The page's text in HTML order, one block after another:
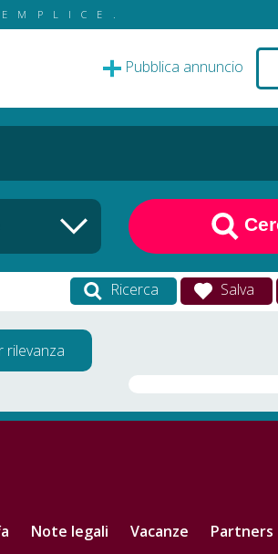
Pubblica annuncio
Ricerca Salva
rilevanza
Note legali Vacanze Partners